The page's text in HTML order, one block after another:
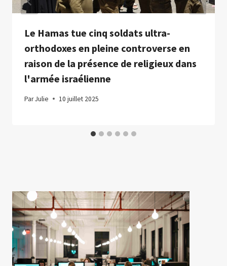
Le Hamas tue cinq soldats ultra-
orthodoxes en pleine controverse en
raison de la présence de religieux dans
l'armée israélienne
ParJulie 10 juillet 2025